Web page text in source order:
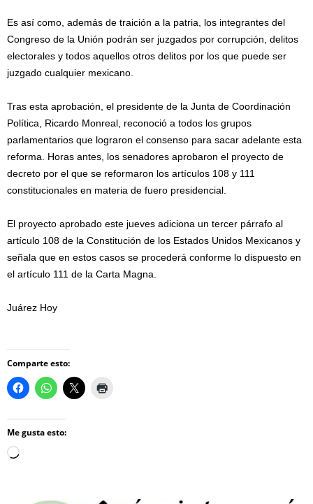
Es así como, además de traición a la patria, los integrantes del
Congreso de la Unión podrán ser juzgados por corrupción, delitos
electorales y todos aquellos otros delitos por los que puede ser
juzgado cualquier mexicano.
Tras esta aprobación, el presidente de la Junta de Coordinación
Política, Ricardo Monreal, reconoció a todos los grupos
parlamentarios que lograron el consenso para sacar adelante esta
reforma. Horas antes, los senadores aprobaron el proyecto de
decreto por el que se reformaron los artículos 108 y 111
constitucionales en materia de fuero presidencial.
El proyecto aprobado este jueves adiciona un tercer párrafo al
artículo 108 de la Constitución de los Estados Unidos Mexicanos y
señala que en estos casos se procederá conforme lo dispuesto en
el artículo 111 de la Carta Magna.
Juárez Hoy
Comparte esto:
Me gusta esto:
Loading…